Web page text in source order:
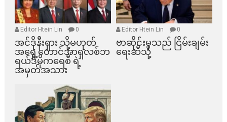
Editor Htein Lin 0
အင်ဒိုနီးရှား သို့မဟုတ်
အရှေ့တောင်အာရှလစ်ဘ
ရယ်ဒီမိုကရေစီ ရဲ့
အမှတ်အသား
Editor Htein Lin 0
ဗာဆိုင်းမှသည် ငြိမ်းချမ်း
ရေးဆီသို့